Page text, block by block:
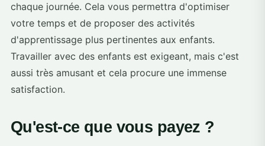
chaque journée. Cela vous permettra d'optimiser
votre temps et de proposer des activités
d'apprentissage plus pertinentes aux enfants.
Travailler avec des enfants est exigeant, mais c'est
aussi très amusant et cela procure une immense
satisfaction.
Qu'est-ce que vous payez ?